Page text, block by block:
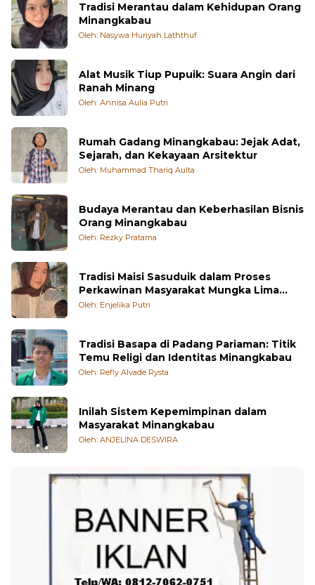
Tradisi Merantau dalam Kehidupan Orang
Minangkabau
Oleh: Nasywa Huriyah Laththuf
Alat Musik Tiup Pupuik: Suara Angin dari
Ranah Minang
Oleh: Annisa Aulia Putri
Rumah Gadang Minangkabau: Jejak Adat,
Sejarah, dan Kekayaan Arsitektur
Oleh: Muhammad Thariq Aulta
Budaya Merantau dan Keberhasilan Bisnis
Orang Minangkabau
Oleh: Rezky Pratama
Tradisi Maisi Sasuduik dalam Proses
Perkawinan Masyarakat Mungka Lima
Puluh Kota
Oleh: Enjelika Putri
Tradisi Basapa di Padang Pariaman: Titik
Temu Religi dan Identitas Minangkabau
Oleh: Refly Alvade Rysta
Inilah Sistem Kepemimpinan dalam
Masyarakat Minangkabau
Oleh: ANJELINA DESWIRA